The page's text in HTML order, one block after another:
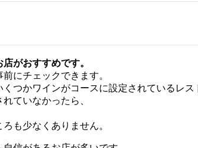
がおすすめです。
にチェックできます。
かワインがコースに設定されているレス
ていなかったら、
も少なくありません。